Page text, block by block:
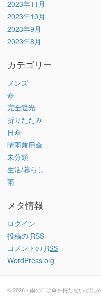
2023年11月
2023年10月
2023年9月
2023年8月
カテゴリー
メンズ
傘
完全遮光
折りたたみ
日傘
晴雨兼用傘
未分類
生活/暮らし
雨
メタ情報
ログイン
投稿の RSS
コメントの RSS
WordPress.org
© 2026 - 雨の日は傘を持たないで出